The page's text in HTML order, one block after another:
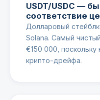
USDT/USDC —
соответствие
Долларовый
Solana. Самый
€150 000, поскольку
крипто-дрейфа.